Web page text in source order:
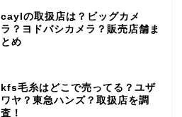
caylの取扱店は？ビッグカメ
ラ？ヨドバシカメラ？販売店舗ま
とめ
kfs毛糸はどこで売ってる？ユザ
ワヤ？東急ハンズ？取扱店を調
査！